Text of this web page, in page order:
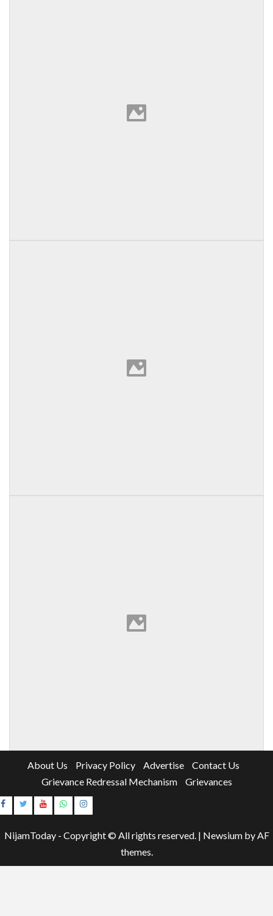
About Us Privacy Policy Advertise
Contact Us
Grievance Redressal Mechanism
Grievances
Instagram
NijamToday - Copyright © All rights reserved. | Newsiumby AF
themes.